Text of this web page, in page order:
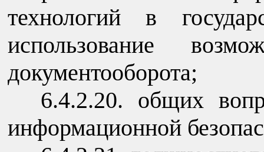
технологий в
использование
документооборота;
6.4.2.20. общих
информационной